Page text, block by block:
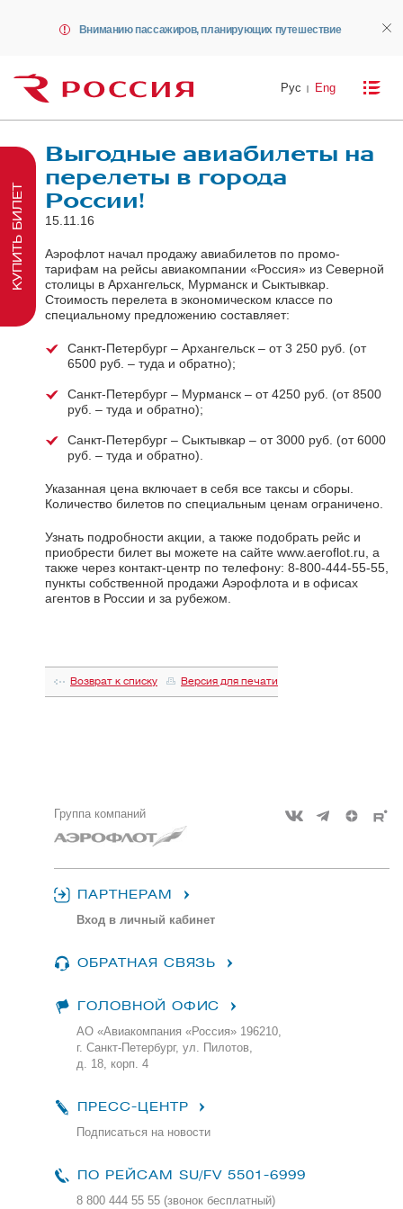
Вниманию пассажиров, планирующих путешествие
Рус Eng
Выгодные авиабилеты на
перелеты в города
России!
15.11.16
Аэрофлот начал продажу авиабилетов по промо-
тарифам на рейсы авиакомпании «Россия» из Северной
столицы в Архангельск, Мурманск и Сыктывкар.
Стоимость перелета в экономическом классе по
специальному предложению составляет:
Санкт-Петербург – Архангельск – от 3 250 руб. (от
6500 руб. – туда и обратно);
Санкт-Петербург – Мурманск – от 4250 руб. (от 8500
руб. – туда и обратно);
Санкт-Петербург – Сыктывкар – от 3000 руб. (от 6000
руб. – туда и обратно).
Указанная цена включает в себя все таксы и сборы.
Количество билетов по специальным ценам ограничено.
Узнать подробности акции, а также подобрать рейс и
приобрести билет вы можете на сайте www.aeroflot.ru, а
также через контакт-центр по телефону: 8-800-444-55-55,
пункты собственной продажи Аэрофлота и в офисах
агентов в России и за рубежом.
Возврат к списку Версия для печати
Группа компаний
ПАРТНЕРАМ
Вход в личный кабинет
ОБРАТНАЯ СВЯЗЬ
ГОЛОВНОЙ ОФИС
АО «Авиакомпания «Россия» 196210,
г. Санкт-Петербург, ул. Пилотов,
д. 18, корп. 4
ПРЕСС-ЦЕНТР
Подписаться на новости
ПО РЕЙСАМ SU/FV 5501-6999
8 800 444 55 55 (звонок бесплатный)
КУПИТЬ БИЛЕТ